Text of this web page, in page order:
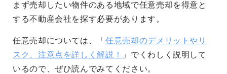
まず売却したい物件のある地域で任意売却を得意と
する不動産会社を探す必要があります。
任意売却については、「任意売却のデメリットやリ
スク、注意点を詳しく解説！
」でくわしく説明して
いるので、ぜひ読んでみてください。